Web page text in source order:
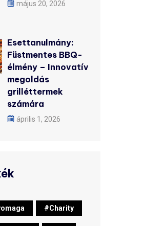
május 20, 2026
Esettanulmány:
Füstmentes BBQ-
élmény – Innovatív
megoldás
grilléttermek
számára
április 1, 2026
#charity